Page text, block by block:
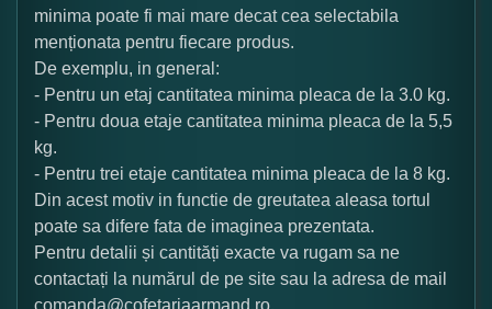
minima poate fi mai mare decat cea selectabila
menționata pentru fiecare produs.
De exemplu, in general:
- Pentru un etaj cantitatea minima pleaca de la 3.0 kg.
- Pentru doua etaje cantitatea minima pleaca de la 5,5
kg.
- Pentru trei etaje cantitatea minima pleaca de la 8 kg.
Din acest motiv in functie de greutatea aleasa tortul
poate sa difere fata de imaginea prezentata.
Pentru detalii și cantități exacte va rugam sa ne
contactați la numărul de pe site sau la adresa de mail
comanda@cofetariaarmand.ro.